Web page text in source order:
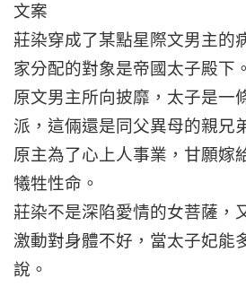
文案
莊染穿成了某點星際文男主的
家分配的對象是帝國太子殿下。
原文男主所向披靡，太子是一
派，這倆還是同父異母的親兄
原主為了心上人事業，甘願嫁
犧牲性命。
莊染不是深陷愛情的女菩薩，
激動對身體不好，當太子妃能
說。